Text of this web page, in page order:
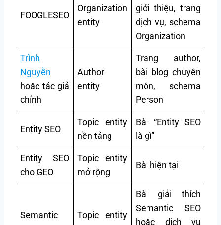
FOOGLESEO
Organization
entity
giới thiệu, trang
dịch vụ, schema
Organization
Trình
Nguyễn
hoặc tác giả
chính
Author
entity
Trang author,
bài blog chuyên
môn, schema
Person
Entity SEO
Topic entity
nền tảng
Bài “Entity SEO
là gì”
Entity SEO
cho GEO
Topic entity
mở rộng
Bài hiện tại
Semantic
Topic entity
Bài giải thích
Semantic SEO
hoặc dịch vụ